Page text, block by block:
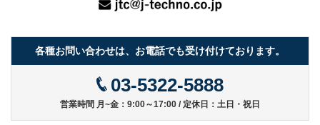
各種お問い合わせは、お電話でも受け付けております。
03-5322-5888
営業時間 月~金：9:00～17:00 / 定休日：土日・祝日